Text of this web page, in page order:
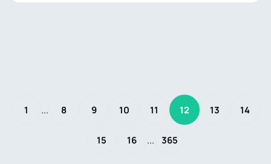
1 ... 8 9 10 11 12 13 14
15 16 ... 365